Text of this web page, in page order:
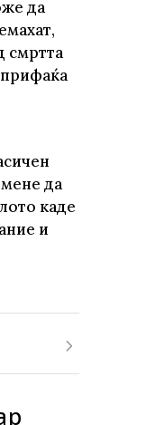
да
смртта
да
каде
и